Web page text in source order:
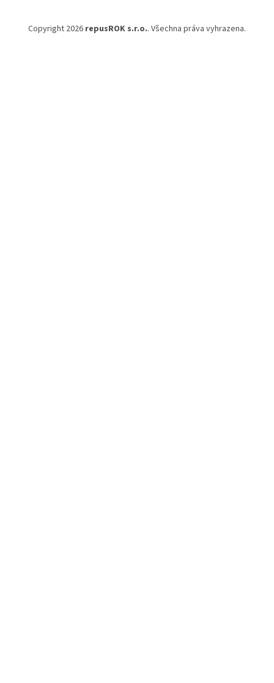
Copyright 2026 repusROK s.r.o.. Všechna práva vyhrazena.